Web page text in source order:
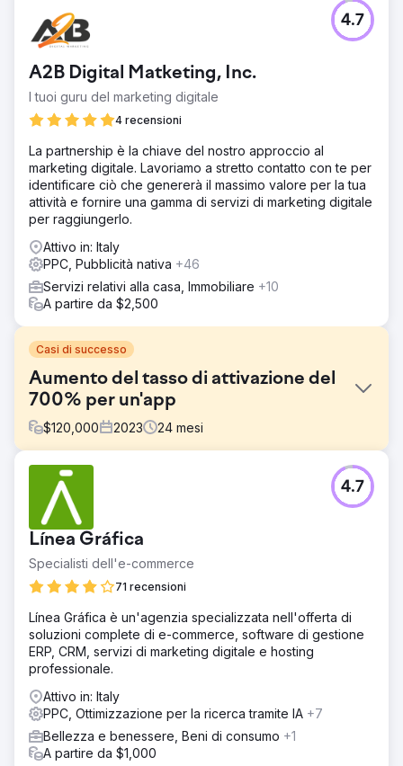
A2B Digital Matketing, Inc.
I tuoi guru del marketing digitale
4 recensioni
4.7
La partnership è la chiave del nostro approccio al
marketing digitale. Lavoriamo a stretto contatto con te per
identificare ciò che genererà il massimo valore per la tua
attività e fornire una gamma di servizi di marketing digitale
per raggiungerlo.
Attivo in: Italy
PPC, Pubblicità nativa +46
Servizi relativi alla casa, Immobiliare +10
A partire da $2,500
Casi di successo
Aumento del tasso di attivazione del
700% per un'app
$120,000 2023 24 mesi
Sfida
Dopo il lancio nel 2022, Feedbucket necessitava di una
strategia scalabile per la crescita nazionale e
internazionale. Grazie a una partnership di capitale con
Digital Dominance, abbiamo affrontato le seguenti sfide: -
Transizione da un modello di vendita diretta a vendite
digitali attraverso diversi canali - Sviluppo di un approccio
multicanale che combina campagne di ricerca, SEO e
social media per valutare i canali migliori per il pubblico di
riferimento - Strategia di prezzo, espansione del mercato
e crescita del brand
Soluzione
Una parte importante del lavoro è stata l'identificazione
dell'ICP (Ideal Customer Profile) di Feedbucket per
comprendere il comportamento e i percorsi decisionali e
trovare clienti con il miglior lifetime value (LTV). La
strategia si è concentrata sulla ricerca, sia tramite Google
Línea Gráfica
Specialisti dell'e-commerce
71 recensioni
4.7
Línea Gráfica è un'agenzia specializzata nell'offerta di
soluzioni complete di e-commerce, software di gestione
ERP, CRM, servizi di marketing digitale e hosting
professionale.
Attivo in: Italy
PPC, Ottimizzazione per la ricerca tramite IA +7
Bellezza e benessere, Beni di consumo +1
A partire da $1,000